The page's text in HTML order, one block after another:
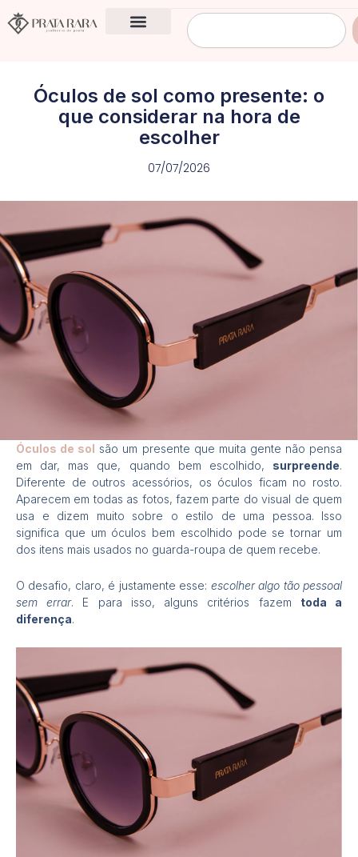
para
Pesquisar
Óculos de sol como presente: o
que considerar na hora de
escolher
07/07/2026
Óculos de sol são um presente que muita gente não pensa
em dar, mas que, quando bem escolhido, surpreende.
Diferente de outros acessórios, os óculos ficam no rosto.
Aparecem em todas as fotos, fazem parte do visual de quem
usa e dizem muito sobre o estilo de uma pessoa. Isso
significa que um óculos bem escolhido pode se tornar um
dos itens mais usados no guarda-roupa de quem recebe.
O desafio, claro, é justamente esse: escolher algo tão pessoal
sem errar. E para isso, alguns critérios fazem toda a
diferença.